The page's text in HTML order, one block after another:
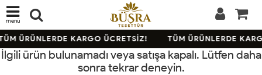
menü
ÜRÜNLERDE KARGO ÜCRETSİZ! TÜM ÜRÜNLERDE
İlgili ürün bulunamadı veya satışa kapalı. Lütfen daha
sonra tekrar deneyin.